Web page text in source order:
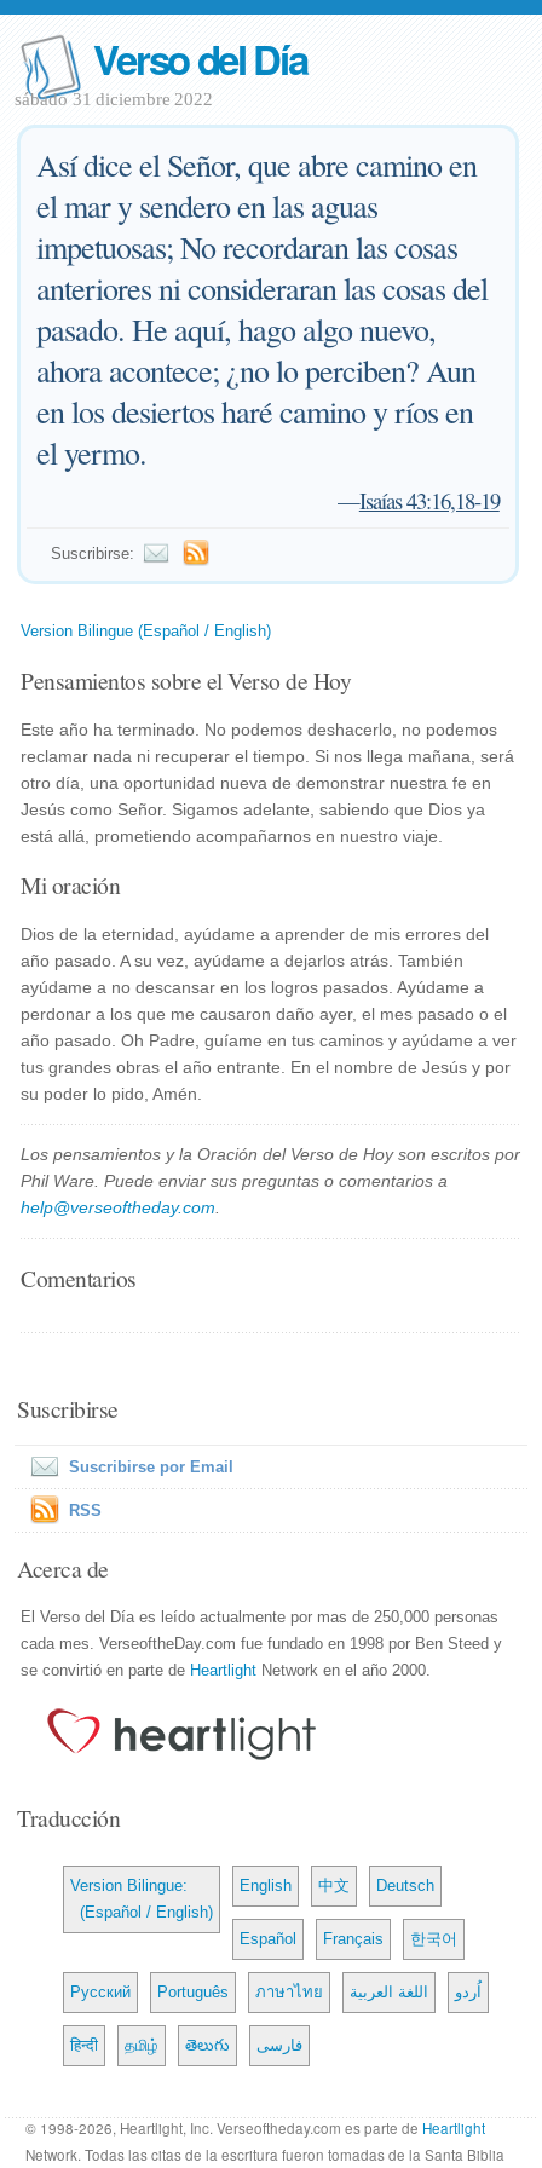
Verso del Día
sábado 31 diciembre 2022
Así dice el Señor, que abre camino en
el mar y sendero en las aguas
impetuosas; No recordaran las cosas
anteriores ni consideraran las cosas del
pasado. He aquí, hago algo nuevo,
ahora acontece; ¿no lo perciben? Aun
en los desiertos haré camino y ríos en
el yermo.
—Isaías 43:16,18-19
Suscribirse:
Version Bilingue (Español / English)
Pensamientos sobre el Verso de Hoy
Este año ha terminado. No podemos deshacerlo, no podemos
reclamar nada ni recuperar el tiempo. Si nos llega mañana, será
otro día, una oportunidad nueva de demonstrar nuestra fe en
Jesús como Señor. Sigamos adelante, sabiendo que Dios ya
está allá, prometiendo acompañarnos en nuestro viaje.
Mi oración
Dios de la eternidad, ayúdame a aprender de mis errores del
año pasado. A su vez, ayúdame a dejarlos atrás. También
ayúdame a no descansar en los logros pasados. Ayúdame a
perdonar a los que me causaron daño ayer, el mes pasado o el
año pasado. Oh Padre, guíame en tus caminos y ayúdame a ver
tus grandes obras el año entrante. En el nombre de Jesús y por
su poder lo pido, Amén.
Los pensamientos y la Oración del Verso de Hoy son escritos por
Phil Ware. Puede enviar sus preguntas o comentarios a
help@verseoftheday.com
Comentarios
Suscribirse
Suscribirse por Email
RSS
Acerca de
El Verso del Día es leído actualmente por mas de 250,000 personas
cada mes. VerseoftheDay.com fue fundado en 1998 por Ben Steed y
se convirtió en parte de Heartlight Network en el año 2000.
Traducción
Version Bilingue:
(Español / English)
English 中文 Deutsch
Español Français 한국어
Русский Português ภาษาไทย اللغة العربية اُردو
हिन्दी தமிழ் తెలుగు فارسی
© 1998-2026, Heartlight, Inc. Verseoftheday.com es parte de Heartlight
Network. Todas las citas de la escritura fueron tomadas de la Santa Biblia